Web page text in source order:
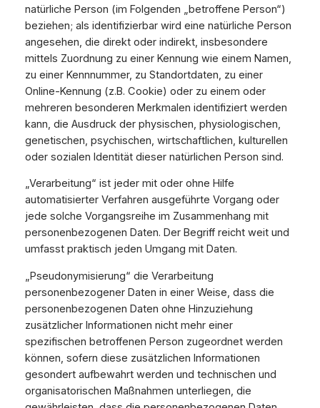
natürliche Person (im Folgenden „betroffene Person“)
beziehen; als identifizierbar wird eine natürliche Person
angesehen, die direkt oder indirekt, insbesondere
mittels Zuordnung zu einer Kennung wie einem Namen,
zu einer Kennnummer, zu Standortdaten, zu einer
Online-Kennung (z.B. Cookie) oder zu einem oder
mehreren besonderen Merkmalen identifiziert werden
kann, die Ausdruck der physischen, physiologischen,
genetischen, psychischen, wirtschaftlichen, kulturellen
oder sozialen Identität dieser natürlichen Person sind.
„Verarbeitung“ ist jeder mit oder ohne Hilfe
automatisierter Verfahren ausgeführte Vorgang oder
jede solche Vorgangsreihe im Zusammenhang mit
personenbezogenen Daten. Der Begriff reicht weit und
umfasst praktisch jeden Umgang mit Daten.
„Pseudonymisierung“ die Verarbeitung
personenbezogener Daten in einer Weise, dass die
personenbezogenen Daten ohne Hinzuziehung
zusätzlicher Informationen nicht mehr einer
spezifischen betroffenen Person zugeordnet werden
können, sofern diese zusätzlichen Informationen
gesondert aufbewahrt werden und technischen und
organisatorischen Maßnahmen unterliegen, die